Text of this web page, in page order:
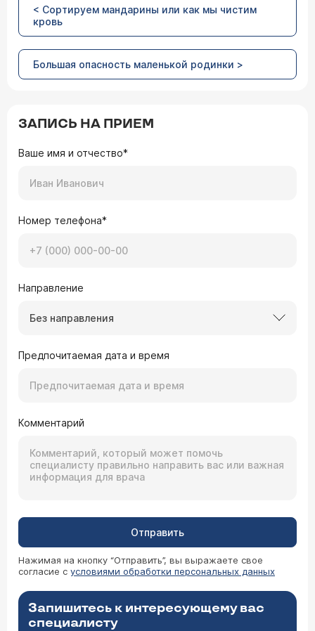
< Сортируем мандарины или как мы чистим
кровь
Большая опасность маленькой родинки >
ЗАПИСЬ НА ПРИЕМ
Ваше имя и отчество*
Номер телефона*
Направление
Без направления
Предпочитаемая дата и время
Комментарий
Отправить
Нажимая на кнопку “Отправить”, вы выражаете свое
согласие с условиями обработки персональных данных
Запишитесь к интересующему вас
специалисту